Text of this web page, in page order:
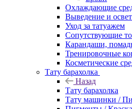
Охлаждающие
Выведение и
Уход за татуажем
Сопутствующие
Карандаши,
Тренировочные
Косметические
Тату барахолка
Назад
Тату барахолка
Тату машинки /